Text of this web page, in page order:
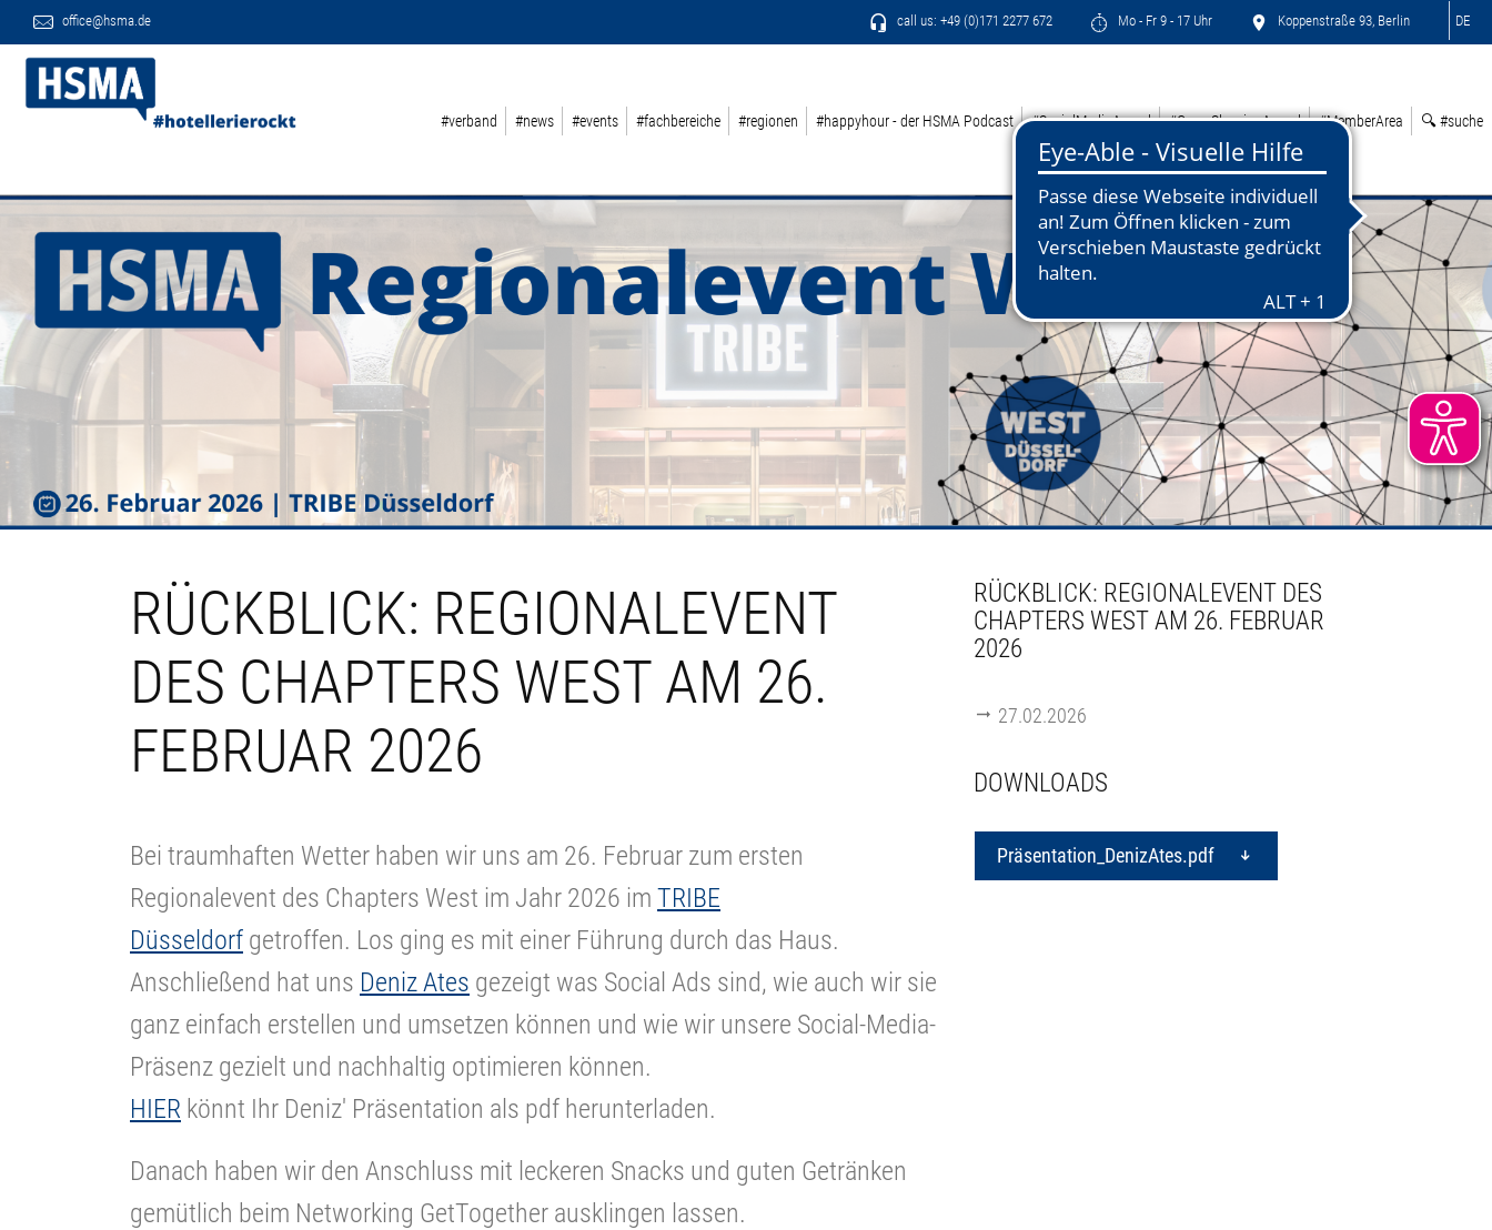
office@hsma.de call us: +49 (0)171 2277 672 Mo - Fr 9 - 17 Uhr Koppenstraße 93, Berlin DE
#verband #news #events #fachbereiche #regionen #happyhour - der HSMA Podcast #SocialMediaAward #GreenSleepingAward #MemberArea 🔍 #suche
RÜCKBLICK: REGIONALEVENT
DES CHAPTERS WEST AM 26.
FEBRUAR 2026
Bei traumhaften Wetter haben wir uns am 26. Februar zum ersten
Regionalevent des Chapters West im Jahr 2026 im TRIBE
Düsseldorf getroffen. Los ging es mit einer Führung durch das Haus.
Anschließend hat uns Deniz Ates gezeigt was Social Ads sind, wie auch wir sie
ganz einfach erstellen und umsetzen können und wie wir unsere Social-Media-
Präsenz gezielt und nachhaltig optimieren können.
HIER könnt Ihr Deniz' Präsentation als pdf herunterladen.
Danach haben wir den Anschluss mit leckeren Snacks und guten Getränken
gemütlich beim Networking GetTogether ausklingen lassen.
RÜCKBLICK: REGIONALEVENT DES
CHAPTERS WEST AM 26. FEBRUAR
2026
27.02.2026
DOWNLOADS
Präsentation_DenizAtes.pdf